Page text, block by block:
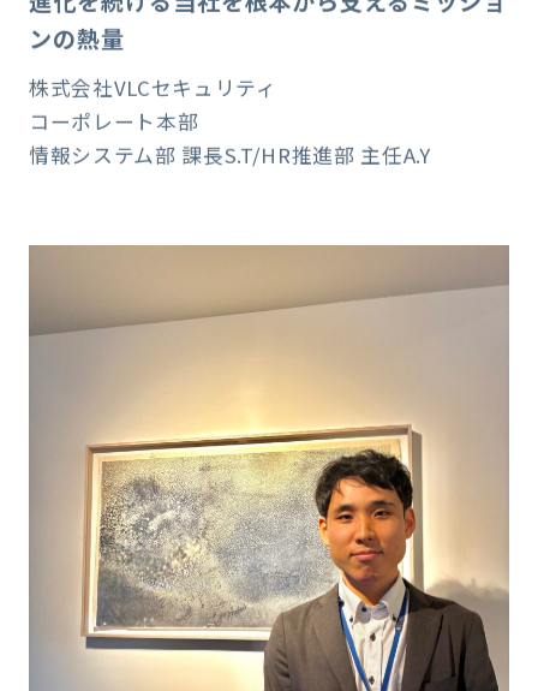
株式会社VLCセキュリティ
コーポレート本部
情報システム部 課長S.T/HR推進部 主任A.Y